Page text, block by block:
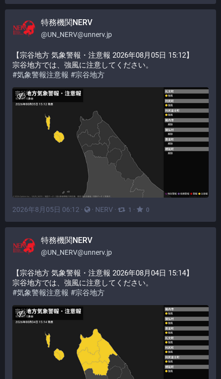
特務機関NERV
@UN_NERV@unnerv.jp
【宗谷地方 気象警報・注意報 2026年08月05日 15:12】
宗谷地方では、強風に注意してください。
#気象警報注意報 #宗谷地方
2026年8月05日 06:12 · · NERV · 1 · 0
特務機関NERV
@UN_NERV@unnerv.jp
【宗谷地方 気象警報・注意報 2026年08月04日 15:14】
宗谷地方では、強風に注意してください。
#気象警報注意報 #宗谷地方